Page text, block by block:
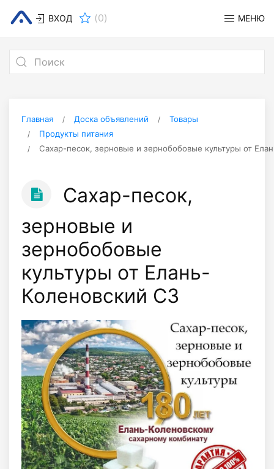
ВХОД (0) МЕНЮ
Главная Доска объявлений
Товары
Продукты питания
Сахар-песок, зерновые и зернобобовые культуры от
Сахар-песок,
зерновые и
зернобобовые
культуры от Елань-
Коленовский СЗ